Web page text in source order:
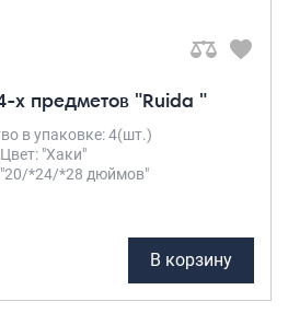
х предметов "Ruida "
в упаковке: 4(шт.)
Цвет: "Хаки"
*24/*28 дюймов"
В корзину